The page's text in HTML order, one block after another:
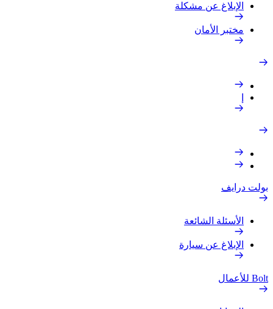
الإبلاغ عن مشكلة
مختبر الأمان
بولت درايف
الأسئلة الشائعة
الإبلاغ عن سيارة
Bolt للأعمال